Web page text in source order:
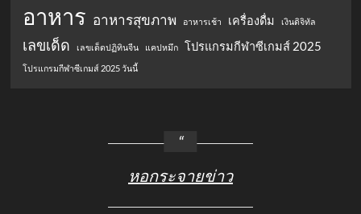
อาหาร อาหารสุขภาพ อาหารเช้า เครื่องดื่ม เงินดิจิทัล
เลขเด็ด เลขเด็ดปฏิทินจีน แคปหมึก โปรแกรมกีฬาซีเกมส์ 2025
โปรแกรมกีฬาซีเกมส์ 2025 วันนี้
หอกระจายข่าว